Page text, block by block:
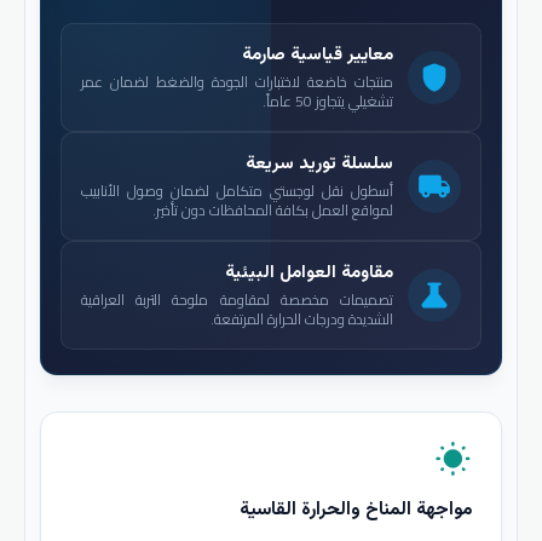
shield
معايير قياسية صارمة
منتجات خاضعة لاختبارات الجودة والضغط لضمان عمر
تشغيلي يتجاوز 50 عاماً.
local_shipping
سلسلة توريد سريعة
أسطول نقل لوجستي متكامل لضمان وصول الأنابيب
لمواقع العمل بكافة المحافظات دون تأخير.
science
مقاومة العوامل البيئية
تصميمات مخصصة لمقاومة ملوحة التربة العراقية
الشديدة ودرجات الحرارة المرتفعة.
wb_sunny
مواجهة المناخ والحرارة القاسية